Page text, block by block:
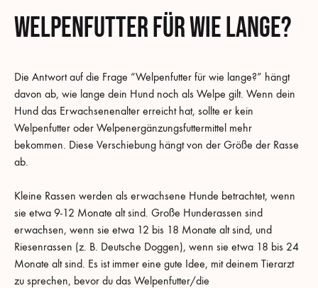
Welpenfutter für wie lange?
Die Antwort auf die Frage “Welpenfutter für wie lange?” hängt
davon ab, wie lange dein Hund noch als Welpe gilt. Wenn dein
Hund das Erwachsenenalter erreicht hat, sollte er kein
Welpenfutter oder Welpenergänzungsfuttermittel mehr
bekommen. Diese Verschiebung hängt von der Größe der Rasse
ab.
Kleine Rassen werden als erwachsene Hunde betrachtet, wenn
sie etwa 9-12 Monate alt sind. Große Hunderassen sind
erwachsen, wenn sie etwa 12 bis 18 Monate alt sind, und
Riesenrassen (z. B. Deutsche Doggen), wenn sie etwa 18 bis 24
Monate alt sind. Es ist immer eine gute Idee, mit deinem Tierarzt
zu sprechen, bevor du das Welpenfutter/die